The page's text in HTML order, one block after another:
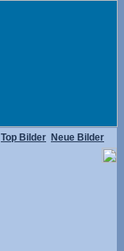
Top Bilder Neue Bilder